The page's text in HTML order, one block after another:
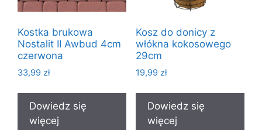
Kostka brukowa
Nostalit II Awbud 4cm
czerwona
33,99 zł
Dowiedz się
więcej
Kosz do donicy z
włókna kokosowego
29cm
19,99 zł
Dowiedz się
więcej